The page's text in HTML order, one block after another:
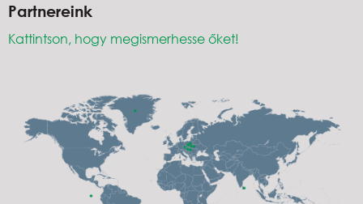
Partnereink
Kattintson, hogy megismerhesse őket!